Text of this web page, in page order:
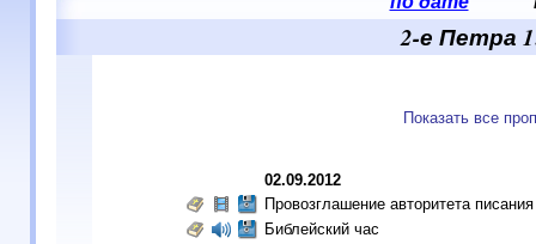
2-е Петра
Показать все
02.09.2012
Провозглашение авторитета писания
Библейский час